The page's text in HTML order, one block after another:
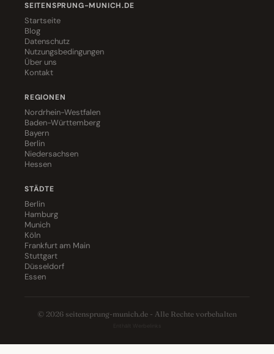
SEITENSPRUNG-MUNICH.DE
Startseite
Blog
Datenschutz
Nutzungsbedingungen
Über uns
Kontakt
REGIONEN
Nordrhein-Westfalen
Baden-Württemberg
Bayern
Berlin
Niedersachsen
Hessen
STÄDTE
Berlin
Hamburg
Munich
Köln
Frankfurt am Main
Stuttgart
Düsseldorf
Essen
© 2026 seitensprung-munich.de - Alle Rechte vorbehalten